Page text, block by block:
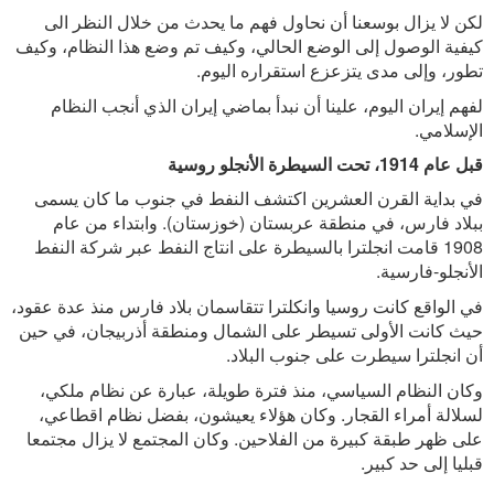
لكن لا يزال بوسعنا أن نحاول فهم ما يحدث من خلال النظر الى
كيفية الوصول إلى الوضع الحالي، وكيف تم وضع هذا النظام، وكيف
تطور، وإلى مدى يتزعزع استقراره اليوم.
لفهم إيران اليوم، علينا أن نبدأ بماضي إيران الذي أنجب النظام
الإسلامي.
قبل عام 1914، تحت السيطرة الأنجلو روسية
في بداية القرن العشرين اكتشف النفط في جنوب ما كان يسمى
ببلاد فارس، في منطقة عربستان (خوزستان). وابتداء من عام
1908 قامت انجلترا بالسيطرة على انتاج النفط عبر شركة النفط
الأنجلو-فارسية.
في الواقع كانت روسيا وانكلترا تتقاسمان بلاد فارس منذ عدة عقود،
حيث كانت الأولى تسيطر على الشمال ومنطقة أذربيجان، في حين
أن انجلترا سيطرت على جنوب البلاد.
وكان النظام السياسي، منذ فترة طويلة، عبارة عن نظام ملكي،
لسلالة أمراء القجار. وكان هؤلاء يعيشون، بفضل نظام اقطاعي،
على ظهر طبقة كبيرة من الفلاحين. وكان المجتمع لا يزال مجتمعا
قبليا إلى حد كبير.